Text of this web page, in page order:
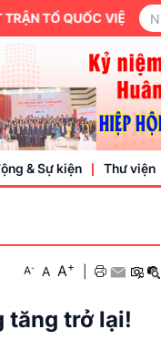
QUỐC VIỆT NAM.
& Sự kiện
hội
viên
nhân, doanh nghiệp
Thư viện
Video
Văn bản
A- A A+
tăng trở lại!